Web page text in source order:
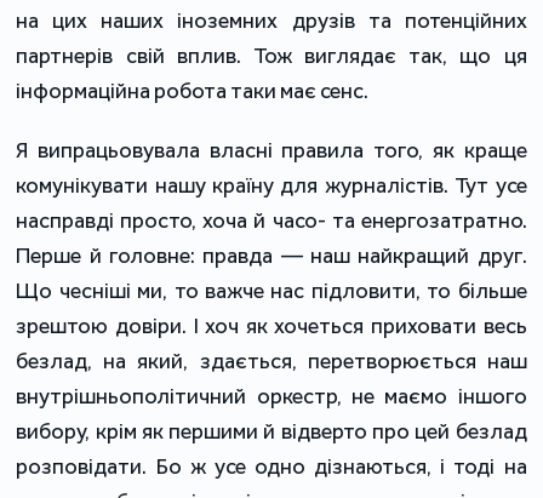
на цих наших іноземних друзів та потенційних
партнерів свій вплив. Тож виглядає так, що ця
інформаційна робота таки має сенс.
Я випрацьовувала власні правила того, як краще
комунікувати нашу країну для журналістів. Тут усе
насправді просто, хоча й часо- та енергозатратно.
Перше й головне: правда — наш найкращий друг.
Що чесніші ми, то важче нас підловити, то більше
зрештою довіри. І хоч як хочеться приховати весь
безлад, на який, здається, перетворюється наш
внутрішньополітичний оркестр, не маємо іншого
вибору, крім як першими й відверто про цей безлад
розповідати. Бо ж усе одно дізнаються, і тоді на